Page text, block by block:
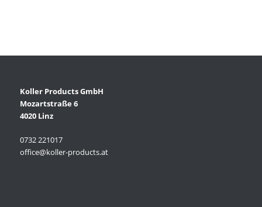
Koller Products GmbH
Mozartstraße 6
4020 Linz
0732 221017
office@koller-products.at